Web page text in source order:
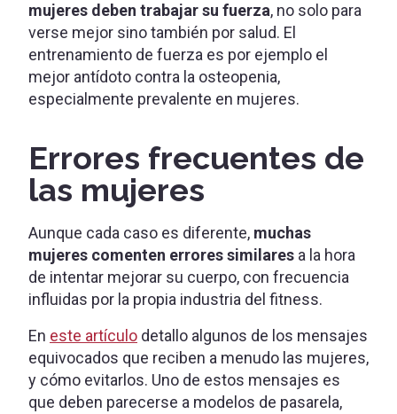
mujeres deben trabajar su fuerza, no solo para
verse mejor sino también por salud. El
entrenamiento de fuerza es por ejemplo el
mejor antídoto contra la osteopenia,
especialmente prevalente en mujeres.
Errores frecuentes de
las mujeres
Aunque cada caso es diferente, muchas
mujeres comenten errores similares a la hora
de intentar mejorar su cuerpo, con frecuencia
influidas por la propia industria del fitness.
En este artículo detallo algunos de los mensajes
equivocados que reciben a menudo las mujeres,
y cómo evitarlos. Uno de estos mensajes es
que deben parecerse a modelos de pasarela,